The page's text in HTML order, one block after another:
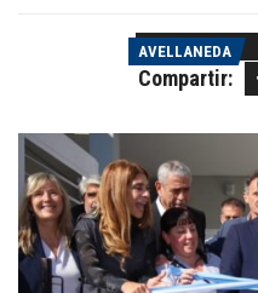
AVELLANEDA
Compartir: